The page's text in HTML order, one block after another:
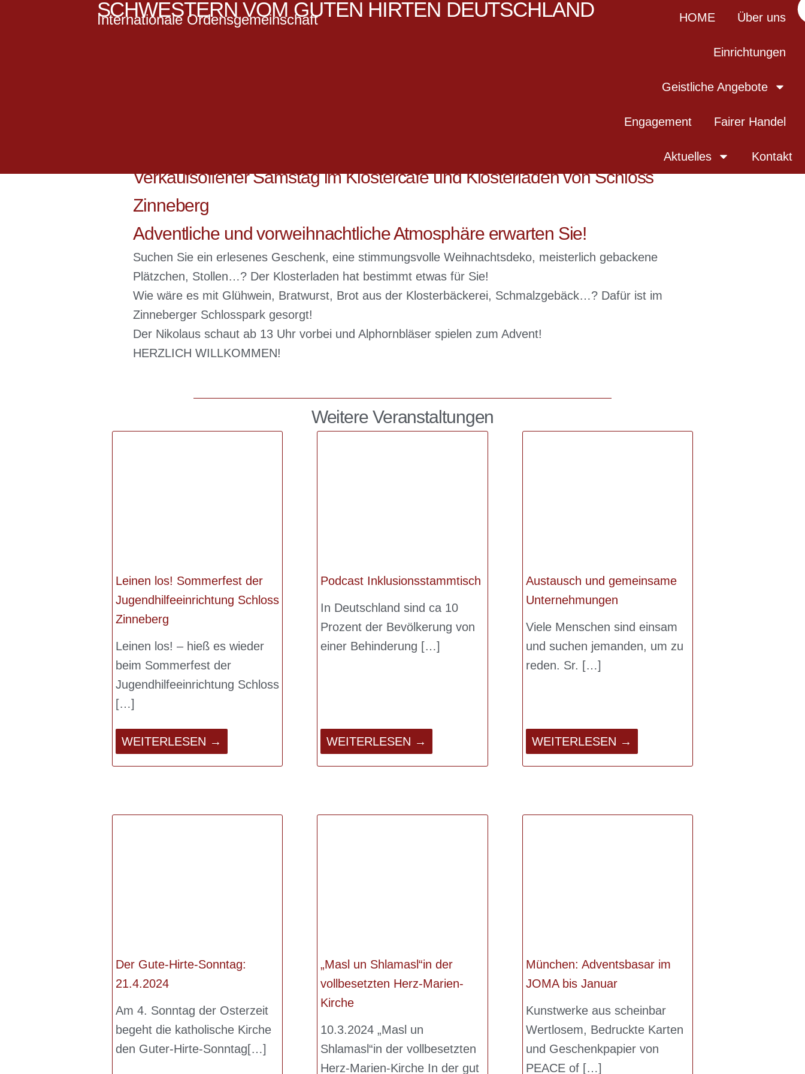
SCHWESTERN VOM GUTEN HIRTEN DEUTSCHLAND
Internationale Ordensgemeinschaft HOME Über uns
Einrichtungen
Geistliche Angebote
Engagement Fairer Handel
Aktuelles Kontakt
Verkaufsoffener Samstag im Klostercafé und Klosterladen von Schloss
Zinneberg
Adventliche und vorweihnachtliche Atmosphäre erwarten Sie!
Suchen Sie ein erlesenes Geschenk, eine stimmungsvolle Weihnachtsdeko, meisterlich gebackene
Plätzchen, Stollen…? Der Klosterladen hat bestimmt etwas für Sie!
Wie wäre es mit Glühwein, Bratwurst, Brot aus der Klosterbäckerei, Schmalzgebäck…? Dafür ist im
Zinneberger Schlosspark gesorgt!
Der Nikolaus schaut ab 13 Uhr vorbei und Alphornbläser spielen zum Advent!
HERZLICH WILLKOMMEN!
Weitere Veranstaltungen
Leinen los! Sommerfest der
Jugendhilfeeinrichtung Schloss
Zinneberg
Leinen los! – hieß es wieder
beim Sommerfest der
Jugendhilfeeinrichtung Schloss
WEITERLESEN →
Podcast Inklusionsstammtisch
In Deutschland sind ca 10
Prozent der Bevölkerung von
einer Behinderung
WEITERLESEN →
Austausch und gemeinsame
Unternehmungen
Viele Menschen sind einsam
und suchen jemanden, um zu
reden. Sr.
WEITERLESEN →
Der Gute-Hirte-Sonntag:
21.4.2024
Am 4. Sonntag der Osterzeit
begeht die katholische Kirche
den Guter-Hirte-Sonntag
„Masl un Shlamasl“in der
vollbesetzten Herz-Marien-
Kirche
10.3.2024 „Masl un
Shlamasl“in der vollbesetzten
Herz-Marien-Kirche In der gut
München: Adventsbasar im
JOMA bis Januar
Kunstwerke aus scheinbar
Wertlosem, Bedruckte Karten
und Geschenkpapier von
PEACE of